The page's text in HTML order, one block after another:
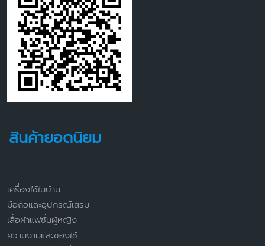
สินค้ายอดนิยม
เครื่องใช้ในบ้าน
มือถือและอุปกรณ์เสริม
เสื้อผ้าแฟชั่นผู้หญิง
ความงามและของใช้